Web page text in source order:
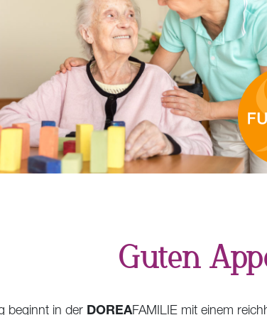
Guten
beginnt in der DOREAFAMILIE mit einem